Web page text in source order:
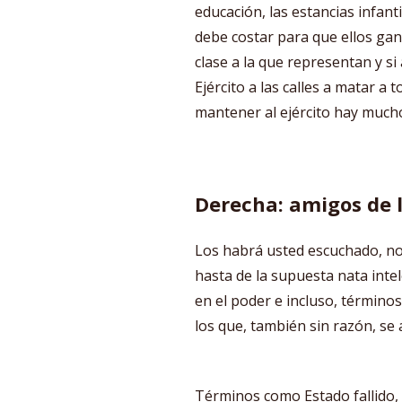
educación, las estancias
debe costar para que ellos
clase a la que representan y
Ejército a las calles a matar a
mantener al ejército hay
Derecha: amigos de
Los habrá usted escuchado,
hasta de la supuesta nata
en el poder e incluso,
los que, también sin razón, se
Términos como Estado